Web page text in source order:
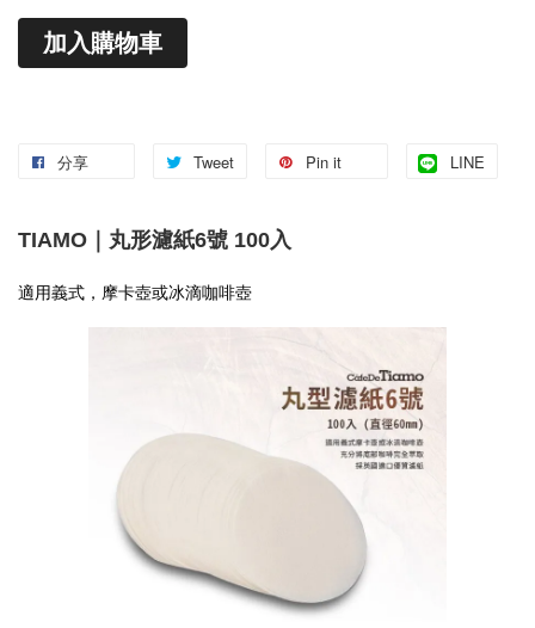
加入購物車
分享 Tweet Pin it LINE
TIAMO｜丸形濾紙6號 100入
適用義式，摩卡壺或冰滴咖啡壺